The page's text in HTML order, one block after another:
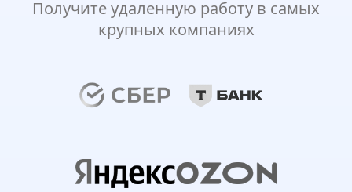
Получите удаленную работу в самых
крупных компаниях